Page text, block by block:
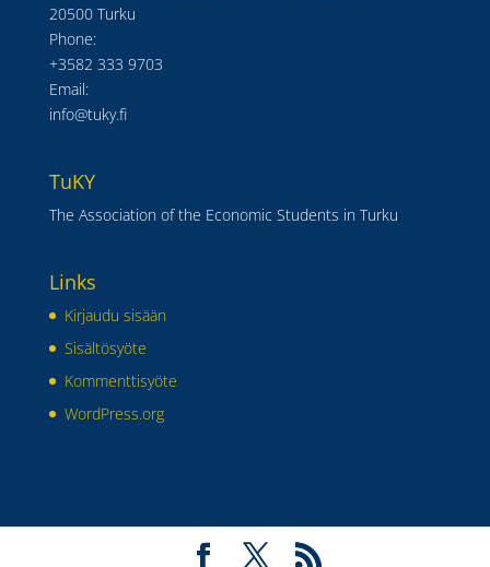
20500 Turku
Phone:
+3582 333 9703
Email:
info@tuky.fi
TuKY
The Association of the Economic Students in Turku
Links
Kirjaudu sisään
Sisältösyöte
Kommenttisyöte
WordPress.org